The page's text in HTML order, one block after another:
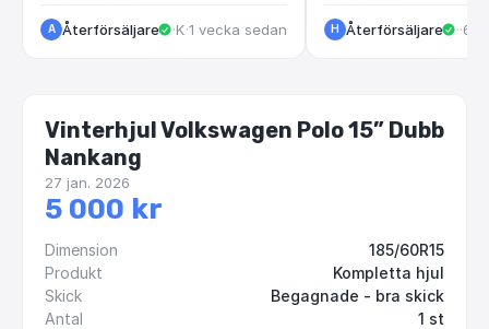
A Återförsäljare · Kungälv
·1 vecka sedan H Återförsäljare ··6
Vinterhjul Volkswagen Polo 15” Dubb
Nankang
27 jan. 2026
5 000 kr
Dimension
185/60R15
Produkt
Kompletta hjul
Skick
Begagnade - bra skick
Antal
1 st